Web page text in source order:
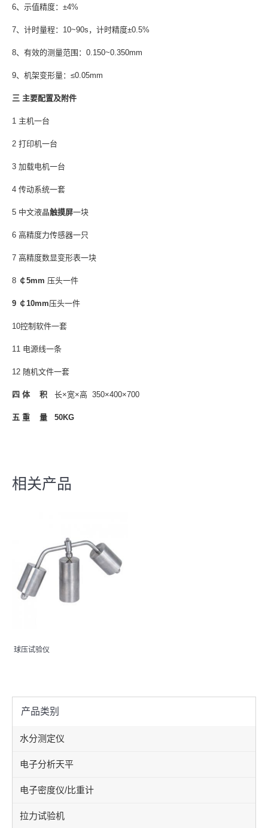
6、示值精度：±4%
7、计时量程：10~90s，计时精度±0.5%
8、有效的测量范围：0.150~0.350mm
9、机架变形量：≤0.05mm
三 主要配置及附件
1 主机一台
2 打印机一台
3 加载电机一台
4 传动系统一套
5 中文液晶触摸屏一块
6 高精度力传感器一只
7 高精度数显变形表一块
8 ￠5mm 压头一件
9 ￠10mm压头一件
10控制软件一套
11 电源线一条
12 随机文件一套
四 体 积 长×宽×高 350×400×700
五 重 量 50KG
相关产品
球压试验仪
产品类别
水分测定仪
电子分析天平
电子密度仪/比重计
拉力试验机